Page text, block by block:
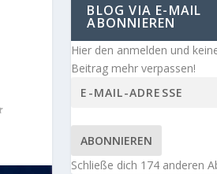
BLOG VIA E-MAIL
ABONNIEREN
Hier den anmelden und
Beitrag mehr verpassen!
ABONNIEREN
Schließe dich 174 anderen